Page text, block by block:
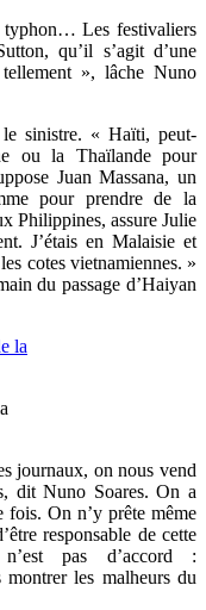
typhon… Les festivaliers
qu’il s’agit d’une
», lâche Nuno
sinistre. « Haïti, peut-
ou la Thaïlande pour
Juan Massana, un
pour prendre de la
Philippines, assure Julie
J’étais en Malaisie et
cotes vietnamiennes. »
du passage d’Haiyan
journaux, on nous vend
dit Nuno Soares. On a
fois. On n’y prête même
responsable de cette
pas d’accord :
les malheurs du